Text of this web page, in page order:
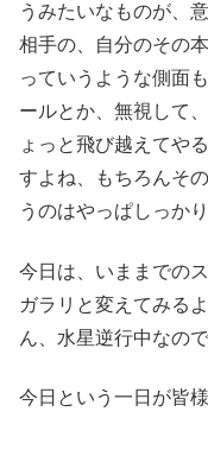
うみたいなものが、
相手の、自分のその
っていうような側面
ールとか、無視して
ょっと飛び越えてや
すよね、もちろんそ
うのはやっぱしっか
今日は、いままでの
ガラリと変えてみる
ん、水星逆行中なの
今日という一日が皆